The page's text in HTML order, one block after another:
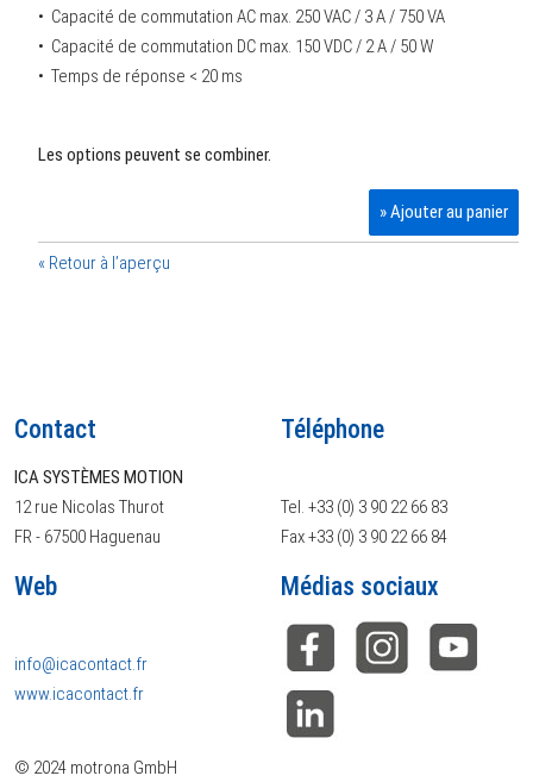
• Capacité de commutation AC max. 250 VAC / 3 A / 750 VA
• Capacité de commutation DC max. 150 VDC / 2 A / 50 W
• Temps de réponse < 20 ms
Les options peuvent se combiner.
» Ajouter au panier
« Retour à l’aperçu
Contact
ICA SYSTÈMES MOTION
12 rue Nicolas Thurot
FR - 67500 Haguenau
Téléphone
Tel. +33 (0) 3 90 22 66 83
Fax +33 (0) 3 90 22 66 84
Web
info@icacontact.fr
www.icacontact.fr
Médias sociaux
© 2024 motrona GmbH